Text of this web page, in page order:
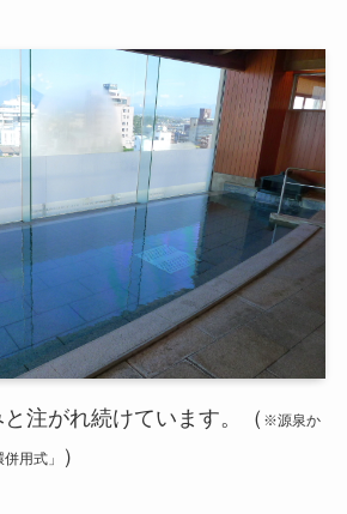
注がれ続けています。（ ※源泉か
用式」 ）